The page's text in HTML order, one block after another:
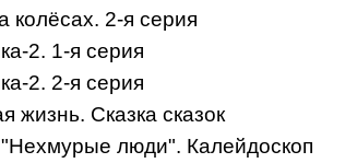
колёсах. 2-я серия
2. 1-я серия
2. 2-я серия
жизнь. Сказка сказок
"Нехмурые люди". Калейдоскоп